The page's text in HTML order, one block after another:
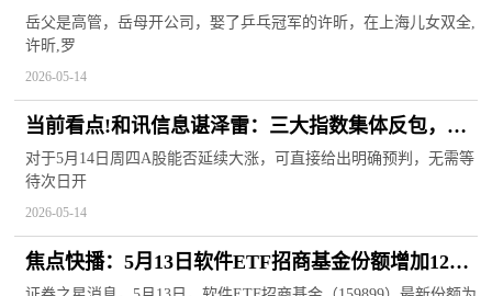
在上海儿女双全
岳父是高管，岳母开公司，娶了乒乓冠军的许昕，在上海儿女双全,
许昕,罗
2026-05-14
当前看点!和讯信息谌泽雷：三大指数集体反包，周
四还会涨吗？
对于5月14日周四A股能否延续大涨，可直接给出明确预判，无需等
待次日开
2026-05-14
焦点快播：5月13日软件ETF招商基金份额增加1200